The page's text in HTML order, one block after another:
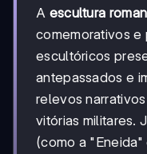
A escultura
comemorativos e
escultóricos
antepassados e
relevos
vitórias militares.
(como a